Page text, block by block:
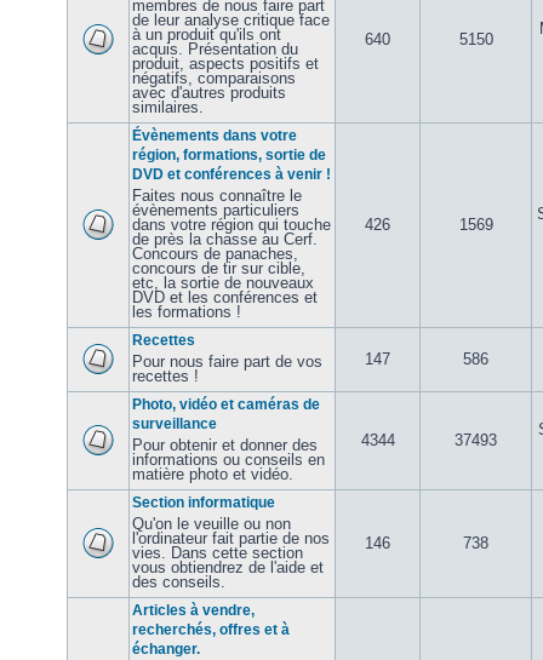
membres de nous faire part
de leur analyse critique face
à un produit qu'ils ont
acquis. Présentation du
produit, aspects positifs et
négatifs, comparaisons
avec d'autres produits
similaires.
640 5150
Évènements dans votre
région, formations, sortie de
DVD et conférences à venir !
Faites nous connaître le
évènements particuliers
dans votre région qui touche
de près la chasse au Cerf.
Concours de panaches,
concours de tir sur cible,
etc, la sortie de nouveaux
DVD et les conférences et
les formations !
426 1569
Recettes
Pour nous faire part de vos
recettes !
147 586
Photo, vidéo et caméras de
surveillance
Pour obtenir et donner des
informations ou conseils en
matière photo et vidéo.
4344 37493
Section informatique
Qu'on le veuille ou non
l'ordinateur fait partie de nos
vies. Dans cette section
vous obtiendrez de l'aide et
des conseils.
146 738
Articles à vendre,
recherchés, offres et à
échanger.